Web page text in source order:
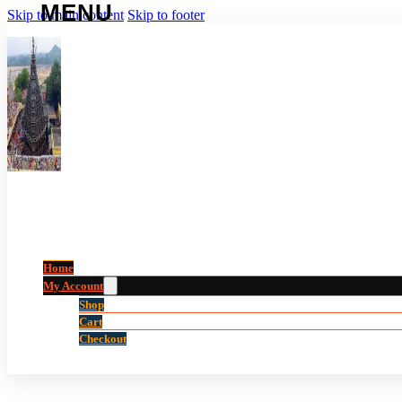
Skip to main content Skip to footer
Home
My Account
Shop
Cart
Checkout